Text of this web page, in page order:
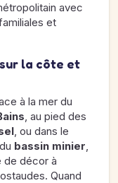
avec
et
la côte et
à la mer du
, au pied des
, ou dans le
bassin minier,
de décor à
Quand